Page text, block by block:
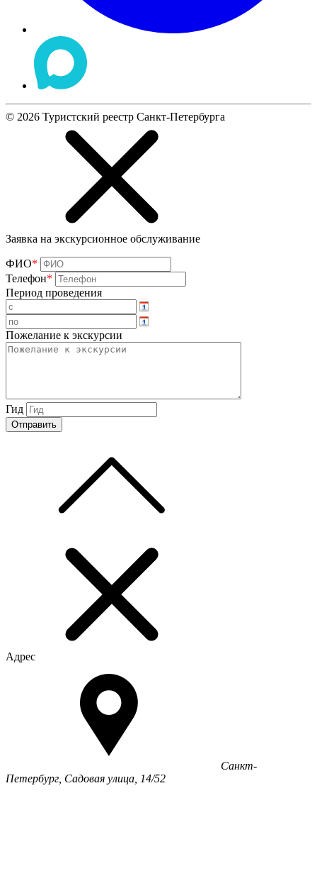
© 2026 Туристский реестр Санкт-Петербурга
Заявка на экскурсионное обслуживание
ФИО*
Телефон*
Период проведения
Пожелание к экскурсии
Гид
Адрес
Санкт-
Петербург, Садовая улица, 14/52